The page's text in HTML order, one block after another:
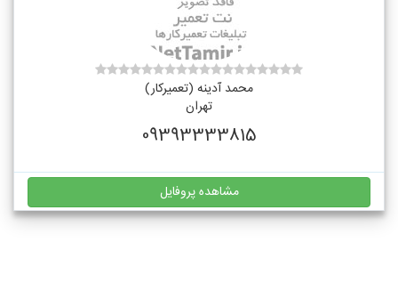
محمد آدینه (تعمیرکار)
تهران
09393333815
مشاهده پروفایل